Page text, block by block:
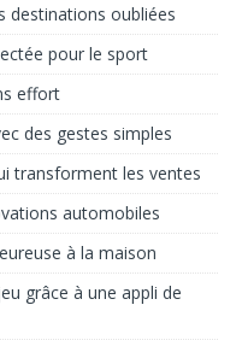
destinations oubliées
pour le sport
effort
des gestes simples
transforment les ventes
automobiles
à la maison
grâce à une appli de